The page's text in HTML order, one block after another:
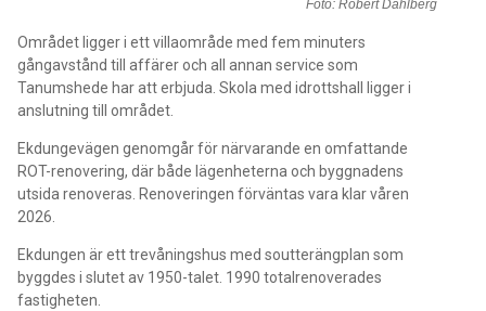
Foto: Robert Dahlberg
Området ligger i ett villaområde med fem minuters
gångavstånd till affärer och all annan service som
Tanumshede har att erbjuda. Skola med idrottshall ligger i
anslutning till området.
Ekdungevägen genomgår för närvarande en omfattande
ROT-renovering, där både lägenheterna och byggnadens
utsida renoveras. Renoveringen förväntas vara klar våren
2026.
Ekdungen är ett trevåningshus med soutterängplan som
byggdes i slutet av 1950-talet. 1990 totalrenoverades
fastigheten.